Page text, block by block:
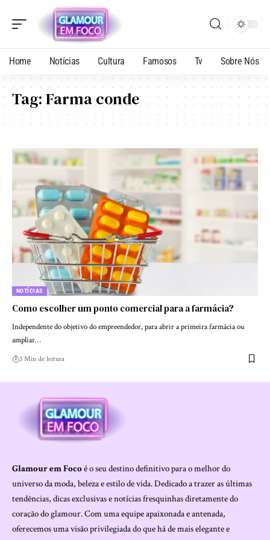
Home Notícias Cultura Famosos Tv Sobre Nós
Tag:Farma conde
NOTÍCIAS
Como escolher um ponto comercial para a farmácia?
Independente do objetivo do empreendedor, para abrir a primeira farmácia ou
ampliar…
3 Min de leitura
Glamour em Focoé o seu destino definitivo para o melhor do
universo da moda, beleza e estilo de vida. Dedicado a trazer as últimas
tendências, dicas exclusivas e notícias fresquinhas diretamente do
coração do glamour. Com uma equipe apaixonada e antenada,
oferecemos uma visão privilegiada do que há de mais elegante e